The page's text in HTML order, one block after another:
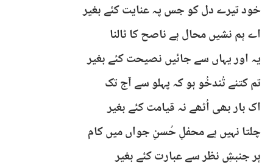
خود تیرے دل کو جس پہ عنایت کئے بغیر
اے ہم نشیں محال ہے ناصح کا ٹالنا
یہ اور یہاں سے جائیں نصیحت کئے بغیر
تم کتنے تُندخُو ہو کہ پہلو سے آج تک
اک بار بھی اُٹھے نہ قیامت کئے بغیر
چلتا نہیں ہے محفلِ حُسنِ جواں میں کام
ہر جنبشِ نظر سے عبارت کئے بغیر